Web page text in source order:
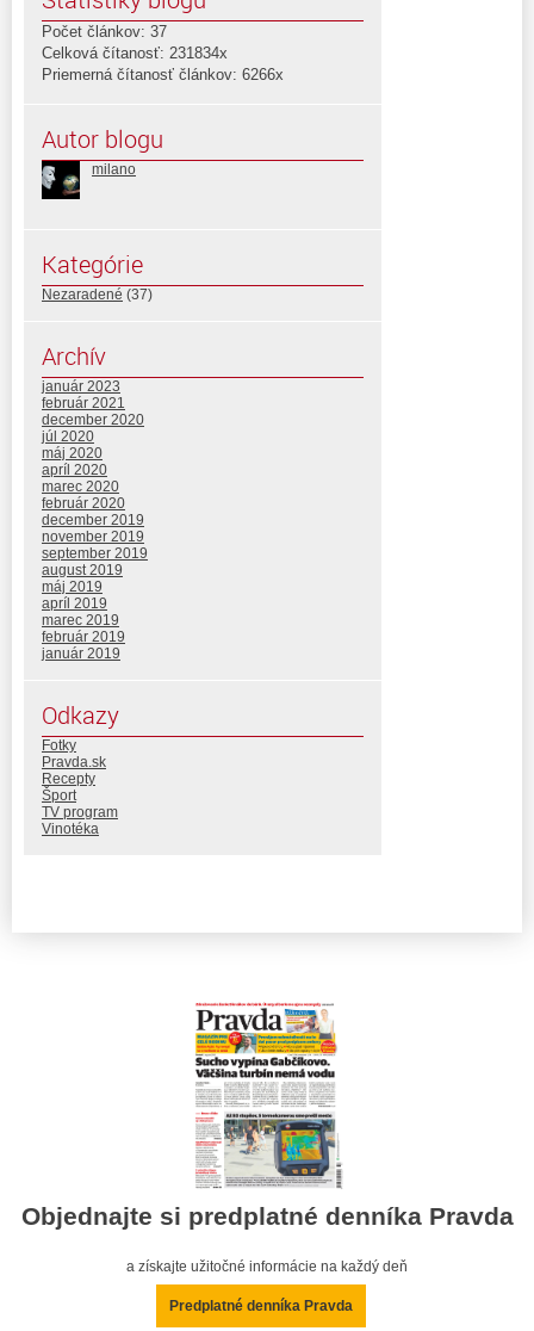
Počet článkov: 37
Celková čítanosť: 231834x
Priemerná čítanosť článkov: 6266x
Autor blogu
milano
Kategórie
Nezaradené (37)
Archív
január 2023
február 2021
december 2020
júl 2020
máj 2020
apríl 2020
marec 2020
február 2020
december 2019
november 2019
september 2019
august 2019
máj 2019
apríl 2019
marec 2019
február 2019
január 2019
Odkazy
Fotky
Pravda.sk
Recepty
Šport
TV program
Vinotéka
Objednajte si predplatné denníka Pravda
a získajte užitočné informácie na každý deň
Predplatné denníka Pravda